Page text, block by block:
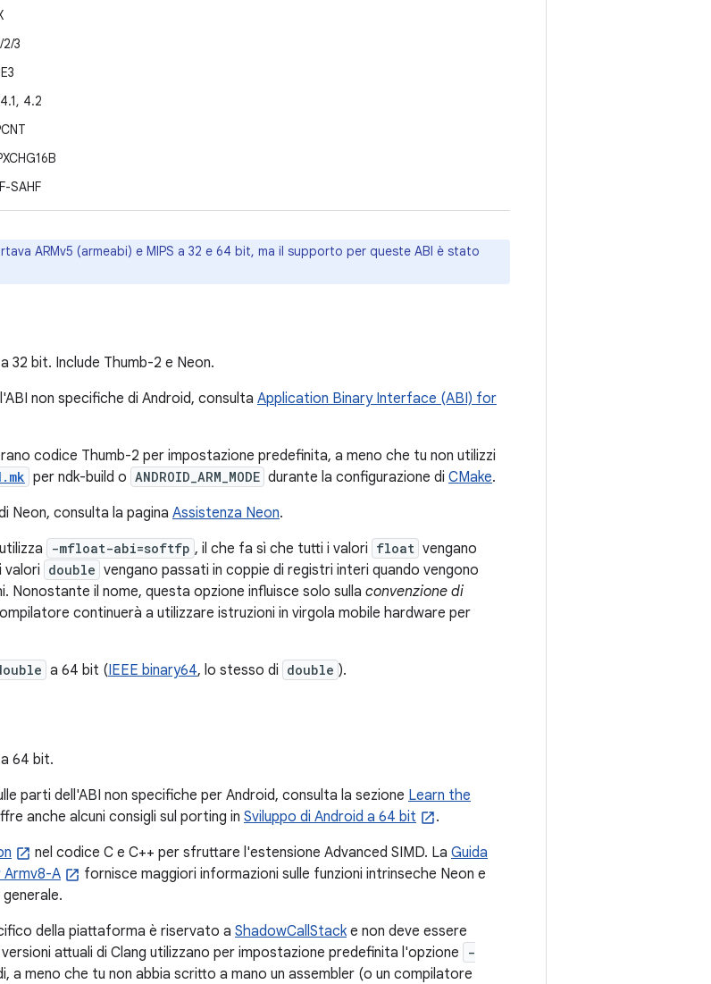
2/3
4.2
SAHF
ARMv5 (armeabi) e MIPS a 32 e 64 bit, ma il supporto per queste ABI è stato
32 bit. Include Thumb-2 e Neon.
non specifiche di Android, consulta Application Binary Interface (ABI) for
codice Thumb-2 per impostazione predefinita, a meno che tu non utilizzi
per ndk-build o ANDROID_ARM_MODE durante la configurazione di CMake.
Neon, consulta la pagina Assistenza Neon.
-mfloat-abi=softfp , il che fa sì che tutti i valori float vengano
valori double vengano passati in coppie di registri interi quando vengono
Nonostante il nome, questa opzione influisce solo sulla convenzione di
continuerà a utilizzare istruzioni in virgola mobile hardware per
a 64 bit (IEEE binary64, lo stesso di double ).
64 bit.
parti dell'ABI non specifiche per Android, consulta la sezione Learn the
anche alcuni consigli sul porting in Sviluppo di Android a 64 bit
.
nel codice C e C++ per sfruttare l'estensione Advanced SIMD. La Guida
A
fornisce maggiori informazioni sulle funzioni intrinseche Neon e
della piattaforma è riservato a ShadowCallStacke non deve essere
attuali di Clang utilizzano per impostazione predefinita l'opzione
-
a meno che tu non abbia scritto a mano un assembler (o un compilatore